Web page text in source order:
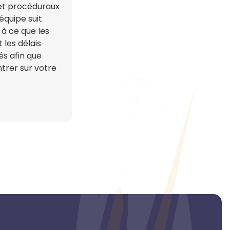
procéduraux
suit
ce que les
les délais
afin que
sur votre